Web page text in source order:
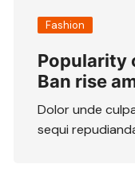
Fashion
Popularity
Ban rise
Dolor unde
sequi